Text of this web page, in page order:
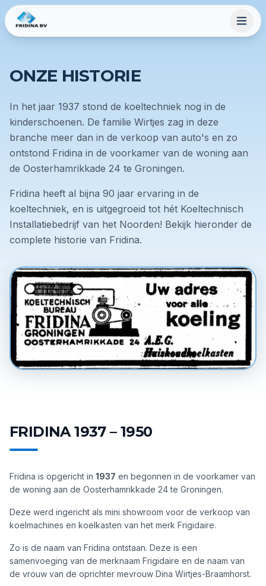
ONZE HISTORIE
In het jaar 1937 stond de koeltechniek nog in de
kinderschoenen. De familie Wirtjes zag in deze
branche meer dan in de verkoop van auto's en zo
ontstond Fridina in de voorkamer van de woning aan
de Oosterhamrikkade 24 te Groningen.
Fridina heeft al bijna 90 jaar ervaring in de
koeltechniek, en is uitgegroeid tot hét Koeltechnisch
Installatiebedrijf van het Noorden! Bekijk hieronder de
complete historie van Fridina.
FRIDINA 1937 – 1950
Fridina is opgericht in 1937 en begonnen in de voorkamer van
de woning aan de Oosterhamrikkade 24 te Groningen.
Deze werd ingericht als mini showroom voor de verkoop van
koelmachines en koelkasten van het merk Frigidaire.
Zo is de naam van Fridina ontstaan. Deze is een
samenvoeging van de merknaam Frigidaire en de naam van
de vrouw van de oprichter mevrouw Dina Wirtjes-Braamhorst.